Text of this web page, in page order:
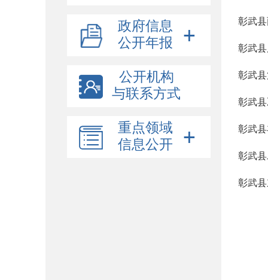
政府信息
公开年报
公开机构
与联系方式
重点领域
信息公开
彰武
彰武
彰武
彰武
彰武
彰武
彰武